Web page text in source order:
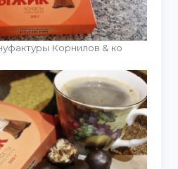
Корнилов & ко